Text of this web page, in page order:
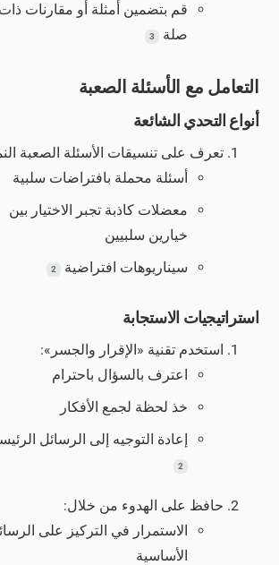
قم بتضمين أمثلة أو مقارنات ذات
صلة
3
التعامل مع الأسئلة الصعبة
أنواع التحدي الشائعة
تعرف على تنسيقات الأسئلة الصعبة
أسئلة محملة بافتراضات سلبية
معضلات كاذبة تجبر الاختيار بين
خيارين سلبيين
سيناريوهات افتراضية
2
استراتيجيات الاستجابة
استخدم تقنية «الإقرار والجسر»:
اعترف بالسؤال باحترام
خذ لحظة لجمع الأفكار
إعادة التوجيه إلى الرسائل
2
حافظ على الهدوء من خلال:
الاستمرار في التركيز على
الأساسية